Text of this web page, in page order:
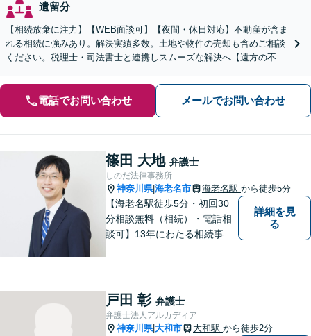
遺留分
【相続放棄に注力】【WEB面談可】【夜間・休日対応】不動産が含ま
れる相続に強みあり。解決実績多数。土地や物件の売却も含めご相談
ください。税理士・司法書士と連携しスムーズな解決へ【遠方の不動
電話でお問い合わせ メールでお問い合わせ
篠田 大地 弁護士
しのだ法律事務所
神奈川県|海老名市 海老名駅 から徒歩5分
【海老名駅徒歩5分・初回30
分相談無料（相続）・電話相
談可】13年にわたる相続事件
がけています。
詳細を見
る
戸田 彰 弁護士
弁護士法人アルカディア
神奈川県|大和市 大和駅 から徒歩2分